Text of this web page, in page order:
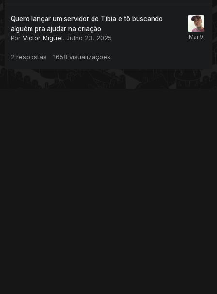
Quero lançar um servidor de Tibia e tô buscando
alguém pra ajudar na criação
Por Victor Miguel, Julho 23, 2025
2 respostas 1658 visualizações